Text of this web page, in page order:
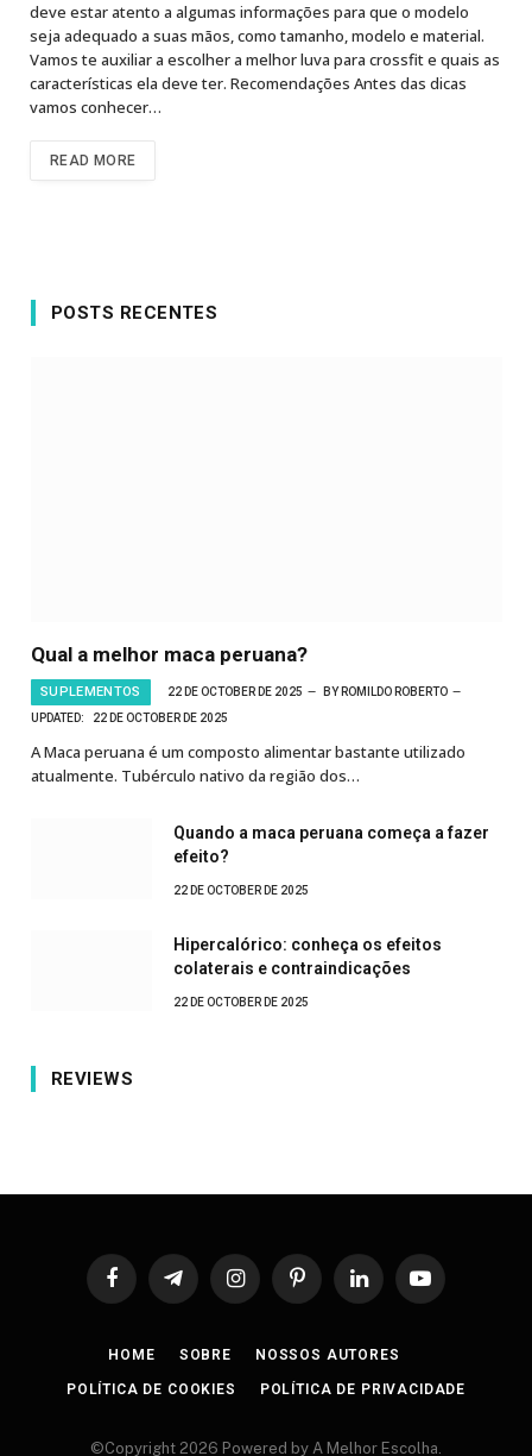
deve estar atento a algumas informações para que o modelo
seja adequado a suas mãos, como tamanho, modelo e material.
Vamos te auxiliar a escolher a melhor luva para crossfit e quais as
características ela deve ter. Recomendações Antes das dicas
vamos conhecer…
READ MORE
POSTS RECENTES
Qual a melhor maca peruana?
SUPLEMENTOS 22 DE OCTOBER DE 2025 BY ROMILDO ROBERTO
UPDATED:
22 DE OCTOBER DE 2025
A Maca peruana é um composto alimentar bastante utilizado
atualmente. Tubérculo nativo da região dos…
Quando a maca peruana começa a fazer
efeito?
22 DE OCTOBER DE 2025
Hipercalórico: conheça os efeitos
colaterais e contraindicações
22 DE OCTOBER DE 2025
REVIEWS
FacebookTelegramInstagramPinterestLinkedInYouTube
HOME SOBRE NOSSOS AUTORES
POLÍTICA DE COOKIES POLÍTICA DE PRIVACIDADE
©Copyright 2026 Powered by A Melhor Escolha.